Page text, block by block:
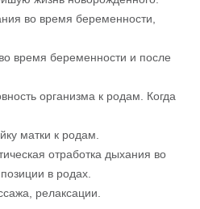
во время беременности,
время беременности и после
организма к родам. Когда
матки к родам.
отработка дыхания во
в родах.
релаксации.